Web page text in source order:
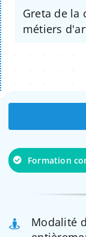
Greta de la
métiers
Formation
Modalité